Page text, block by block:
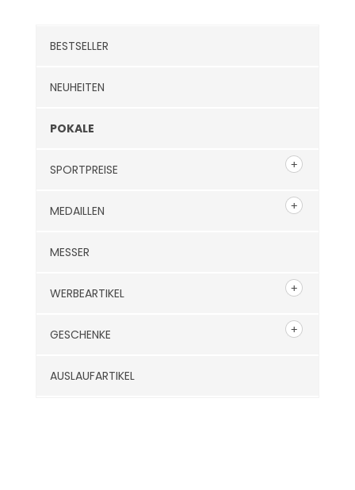
BESTSELLER
NEUHEITEN
POKALE
SPORTPREISE
MEDAILLEN
MESSER
WERBEARTIKEL
GESCHENKE
AUSLAUFARTIKEL